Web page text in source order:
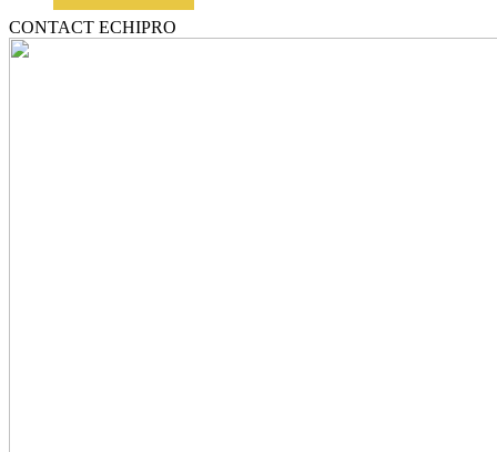
Aspirator
profesional
CONTACT ECHIPRO